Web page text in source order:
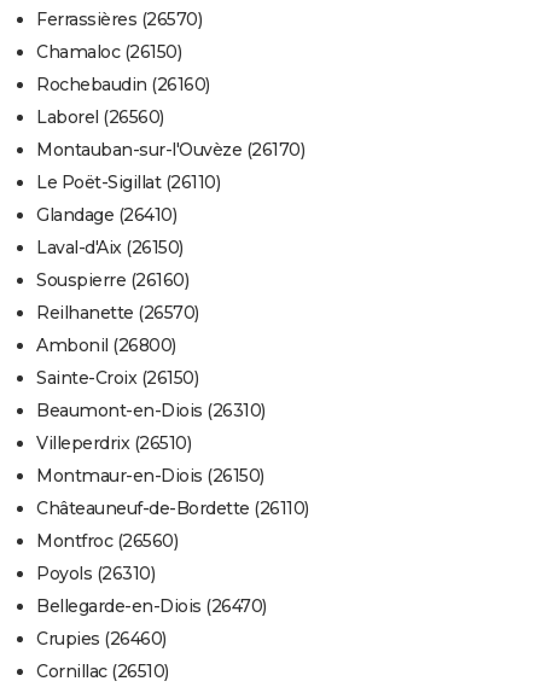
Ferrassières (26570)
Chamaloc (26150)
Rochebaudin (26160)
Laborel (26560)
Montauban-sur-l'Ouvèze (26170)
Le Poët-Sigillat (26110)
Glandage (26410)
Laval-d'Aix (26150)
Souspierre (26160)
Reilhanette (26570)
Ambonil (26800)
Sainte-Croix (26150)
Beaumont-en-Diois (26310)
Villeperdrix (26510)
Montmaur-en-Diois (26150)
Châteauneuf-de-Bordette (26110)
Montfroc (26560)
Poyols (26310)
Bellegarde-en-Diois (26470)
Crupies (26460)
Cornillac (26510)